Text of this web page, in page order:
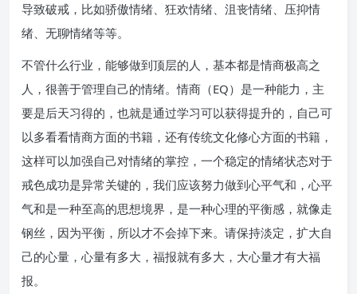
导致破戒，比如骄傲情绪、狂欢情绪、沮丧情绪、压抑情
绪、无聊情绪等等。
不管什么行业，能够做到顶层的人，基本都是情商极高之
人，很善于管理自己的情绪。情商（EQ）是一种能力，主
要是后天习得的，也就是通过学习可以获得提升的，自己可
以多看看情商方面的书籍，还有传统文化修心方面的书籍，
这样可以加强自己对情绪的掌控，一个稳定的情绪状态对于
戒色成功是异常关键的，我们应该努力做到心平气和，心平
气和是一种至高的思想境界，是一种心理的平衡感，就像走
钢丝，因为平衡，所以才不会掉下来。请保持淡定，扩大自
己的心量，心量有多大，福报就有多大，大心量才有大福
报。